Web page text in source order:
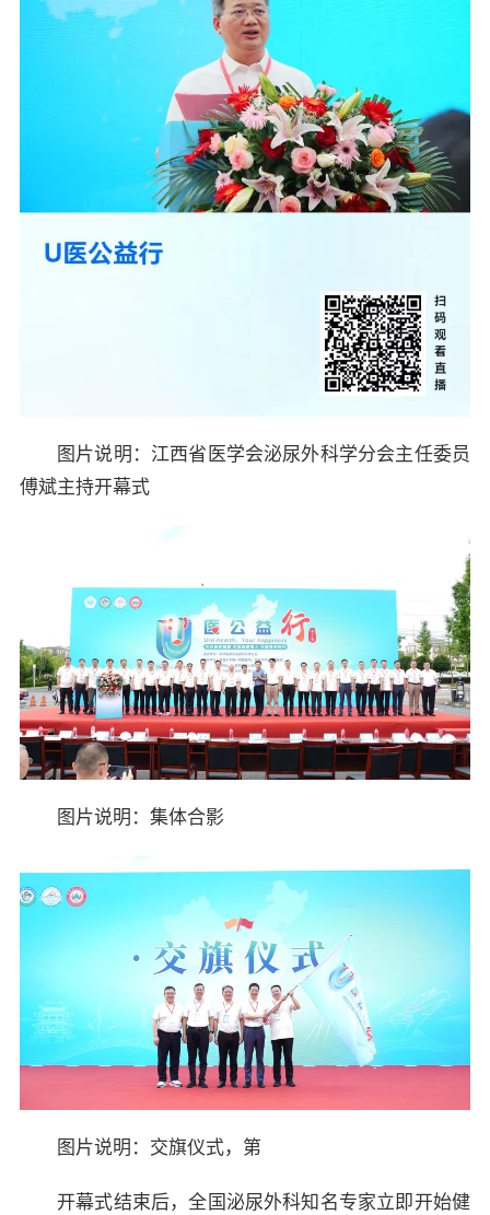
图片说明：江西省医学会泌尿外科学分会主任委员
傅斌主持开幕式
图片说明：集体合影
图片说明：交旗仪式，第
开幕式结束后，全国泌尿外科知名专家立即开始健